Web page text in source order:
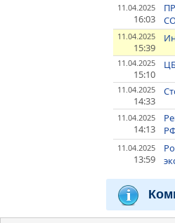
11.04.2025
16:03
11.04.2025
15:39
11.04.2025
15:10
11.04.2025
14:33
11.04.2025
14:13
11.04.2025
13:59